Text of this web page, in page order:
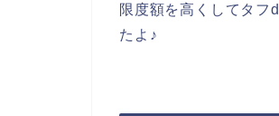
限度額を高くしてタフ
たよ♪